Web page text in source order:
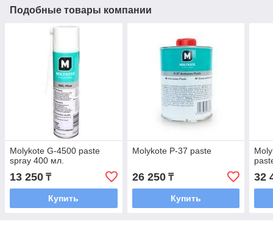
Подобные товары компании
Molykote G-4500 paste
spray 400 мл.
13 250 ₸
Купить
Molykote P-37 paste
26 250₸
Купить
32